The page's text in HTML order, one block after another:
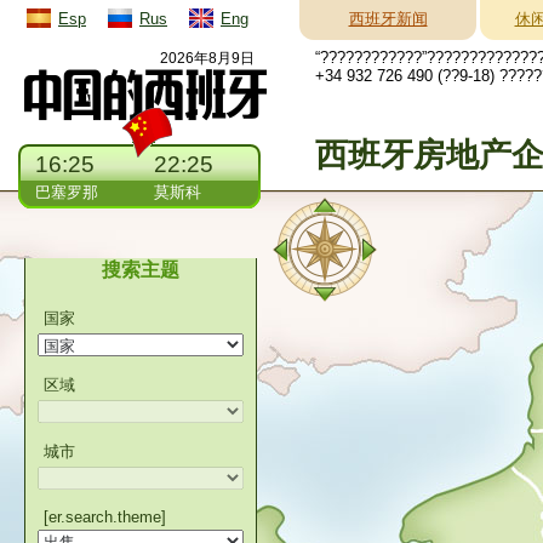
Esp Rus Eng 西班牙新闻 休
2026年8月9日
16:25
巴塞罗那
22:25
莫斯科
+34 932 726 490 (??9-18)
西班牙房地产
搜索主题
国家
区域
城市
[er.search.theme]